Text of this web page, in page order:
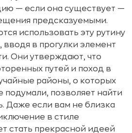
— если она существует —
предсказуемыми.
использовать эту рутину
вводя в прогулки элемент
Они утверждают, что
путей и поход в
районы, о которых
подумали, позволяет найти
Даже если вам не близка
в стиле
стать прекрасной идеей